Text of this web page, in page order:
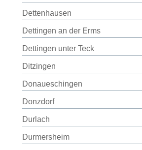
Dettenhausen
Dettingen an der Erms
Dettingen unter Teck
Ditzingen
Donaueschingen
Donzdorf
Durlach
Durmersheim